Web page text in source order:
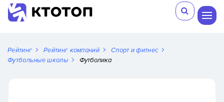
Рейтинг Рейтинг компаний
Спорт и фитнес
Футбольные школы
Футболика